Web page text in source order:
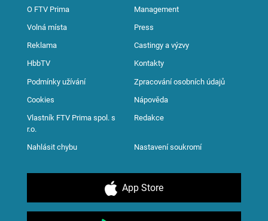
O FTV Prima Management
Volná místa Press
Reklama Castingy a výzvy
HbbTV Kontakty
Podmínky užívání Zpracování osobních údajů
Cookies Nápověda
Vlastník FTV Prima spol. s
r.o.
Redakce
Nahlásit chybu Nastavení soukromí
App Store